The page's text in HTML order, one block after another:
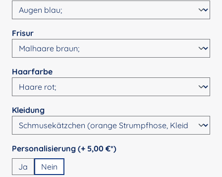
Frisurauswählen
Haarfarbeauswählen
Kleidungauswählen
Personalisierung (+ 5,00 €*)auswählen
Ja
Nein